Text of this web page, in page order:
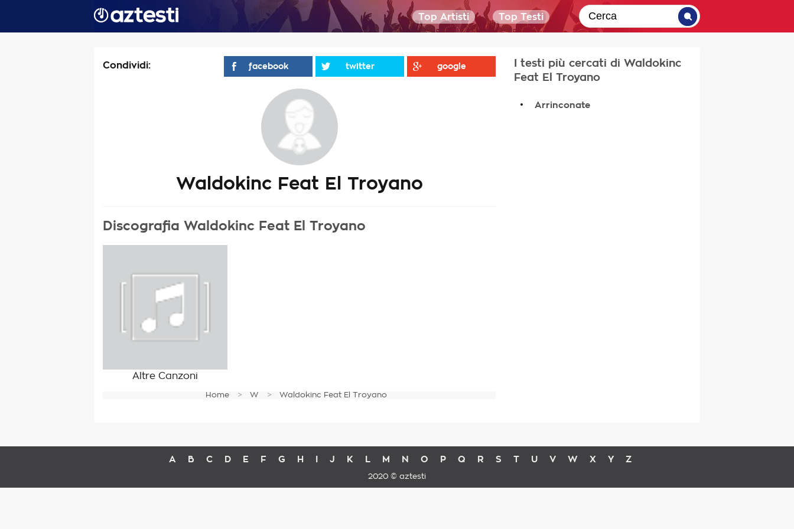
Top Artisti Top Testi
Condividi: facebook twitter google
Waldokinc Feat El Troyano
Discografia Waldokinc Feat El Troyano
Altre Canzoni
Home W Waldokinc Feat El Troyano
I testi più cercati di Waldokinc
Feat El Troyano
. Arrinconate
A B C D E F G H I J K L M N O P Q R S T U V W X Y Z
2020 © aztesti